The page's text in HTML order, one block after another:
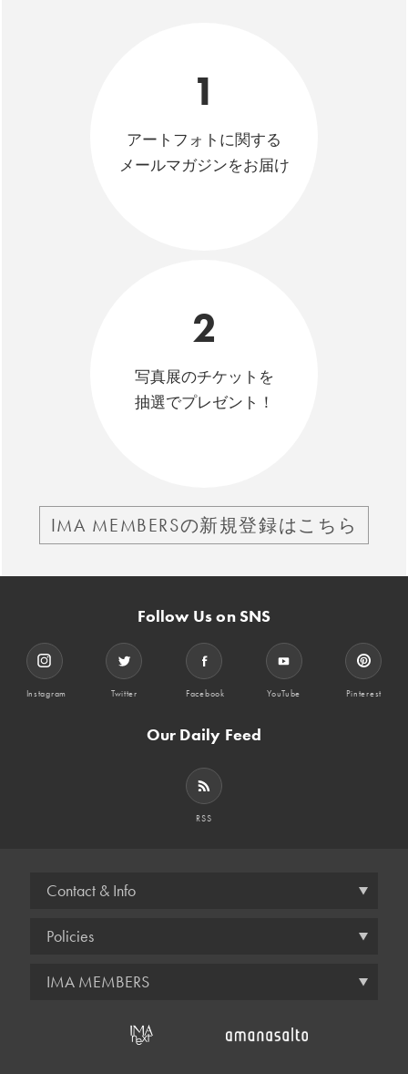
1
アートフォトに関する
メールマガジンをお届け
2
写真展のチケットを
抽選でプレゼント！
IMA MEMBERSの新規登録はこちら
Follow Us on SNS
Instagram Twitter Facebook YouTube Pinterest
Our Daily Feed
RSS
Contact & Info
Policies
IMA MEMBERS